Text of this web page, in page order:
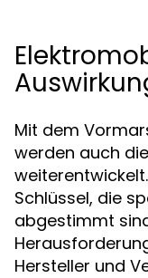
Mit dem
werden auch
Schlüssel, die
abgestimmt
Hersteller und